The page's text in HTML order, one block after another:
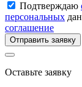
Подтверждаю
персональных
соглашение
Отправить заявку
Оставьте заявку